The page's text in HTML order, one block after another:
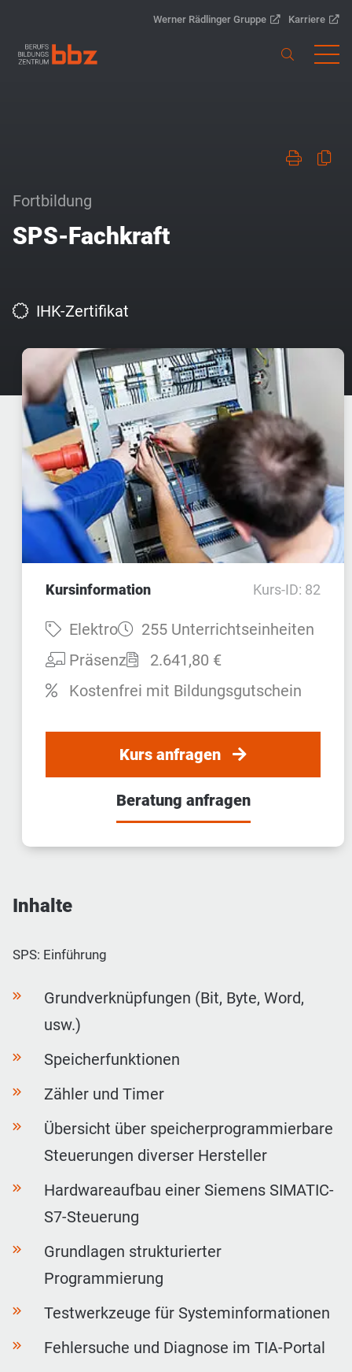
Werner Rädlinger Gruppe Karriere
Fortbildung
SPS-Fachkraft
IHK-Zertifikat
Kursinformation Kurs-ID: 82
Fach:ElektroDauer:255 Unterrichtseinheiten
Teilnahmeart:
Präsenz Preis:
2.641,80 €
Kostenfrei mit Bildungsgutschein
Kurs anfragen
Beratung anfragen
Inhalte
SPS: Einführung
Grundverknüpfungen (Bit, Byte, Word,
usw.)
Speicherfunktionen
Zähler und Timer
Übersicht über speicherprogrammierbare
Steuerungen diverser Hersteller
Hardwareaufbau einer Siemens SIMATIC-
S7-Steuerung
Grundlagen strukturierter
Programmierung
Testwerkzeuge für Systeminformationen
Fehlersuche und Diagnose im TIA-Portal